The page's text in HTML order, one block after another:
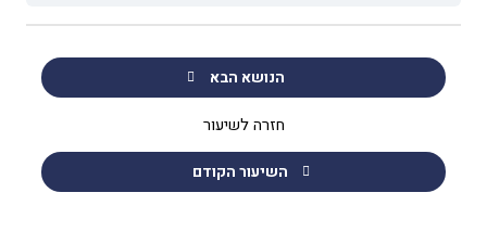
השיעור הקודם
חזרה לשיעור
הנושא הבא